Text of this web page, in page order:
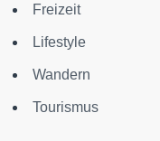
Freizeit
Lifestyle
Wandern
Tourismus